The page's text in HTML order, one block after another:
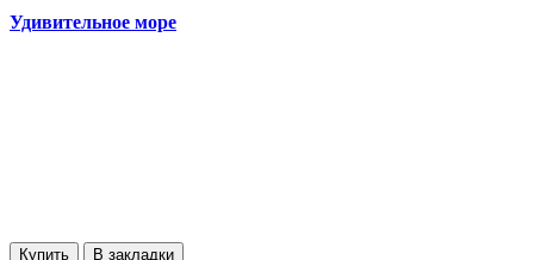
Удивительное море
Купить В закладки